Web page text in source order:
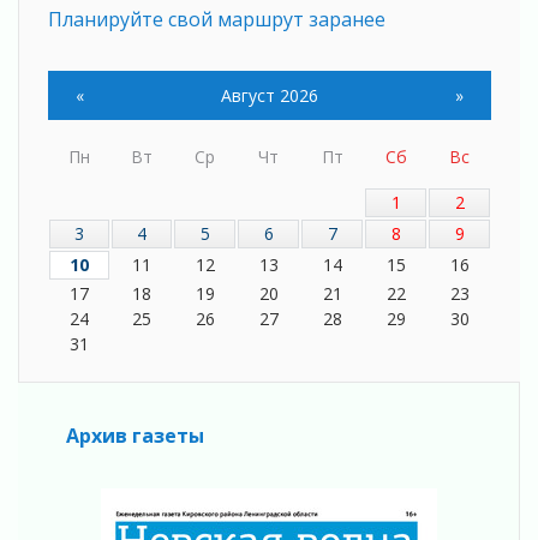
Планируйте свой маршрут заранее
Мода вне возраста и границ
05 августа 2026
05 августа 2026
05 августа 2026
С заботой о здоровье
05 августа 2026
Лучшая из лучших
05 августа 2026
05 августа 2026
«Результат командный, заслуга каждого
ведомства и муниципалитета»
05 августа 2026
« Август 2026 »
Пн Вт Ср Чт Пт Сб
Вс
1
2
3
4 5 6 7 8
9
10
11 12 13 14 15
16
17
18 19 20 21 22
23
24
25 26 27 28 29
30
31
Архив газеты